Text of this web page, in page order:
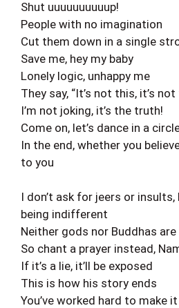
Shut uuuuuuuuuup!
People with no imagination
Cut them down in a single
Save me, hey my baby
Lonely logic, unhappy me
They say, “It’s not this, it’s
I’m not joking, it’s the truth!
Come on, let’s dance in a
In the end, whether you
to you
I don’t ask for jeers or
being indifferent
Neither gods nor Buddhas
So chant a prayer instead,
If it’s a lie, it’ll be exposed
This is how his story ends
You’ve worked hard to make